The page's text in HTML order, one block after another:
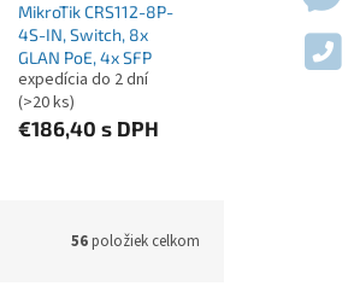
MikroTik CRS112-8P-
4S-IN, Switch, 8x
GLAN PoE, 4x SFP
expedícia do 2 dní
(>20 ks)
€186,40 s DPH
56položiek celkom